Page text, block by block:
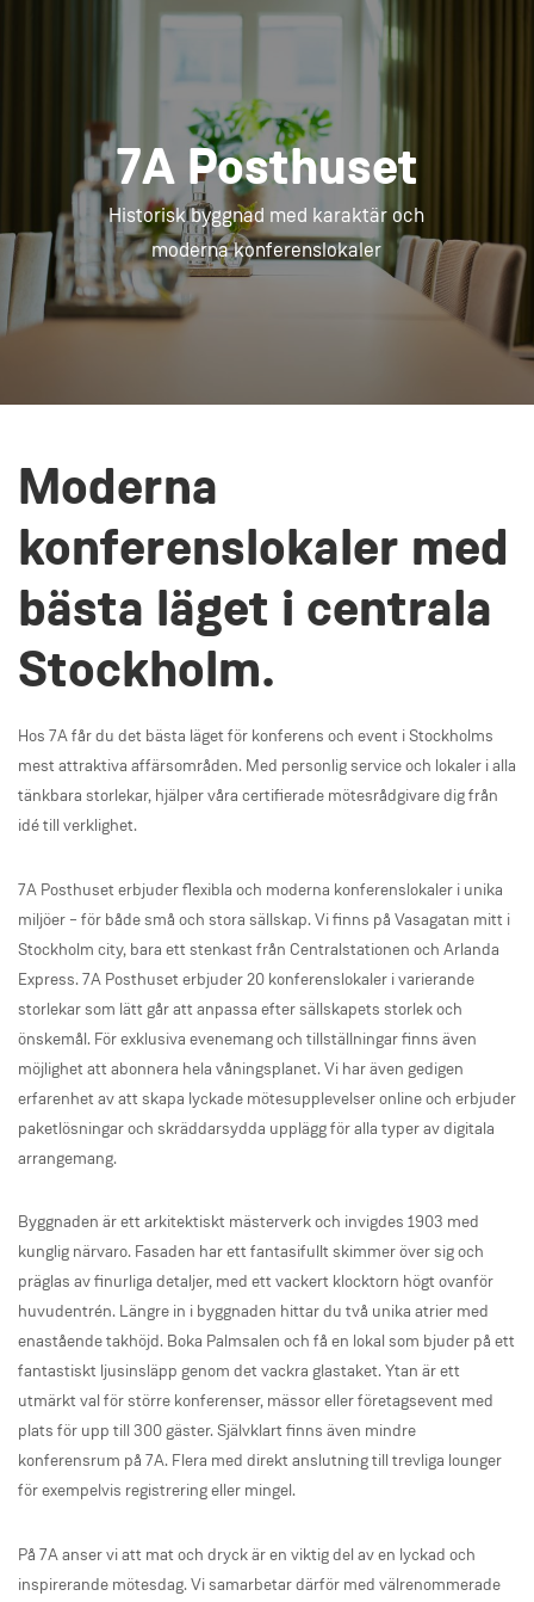
7A Posthuset
Historisk byggnad med karaktär och
moderna konferenslokaler
Moderna
konferenslokaler med
bästa läget i centrala
Stockholm.
Hos 7A får du det bästa läget för konferens och event i Stockholms
mest attraktiva affärsområden. Med personlig service och lokaler i alla
tänkbara storlekar, hjälper våra certifierade mötesrådgivare dig från
idé till verklighet.
7A Posthuset erbjuder flexibla och moderna konferenslokaler i unika
miljöer – för både små och stora sällskap. Vi finns på Vasagatan mitt i
Stockholm city, bara ett stenkast från Centralstationen och Arlanda
Express. 7A Posthuset erbjuder 20 konferenslokaler i varierande
storlekar som lätt går att anpassa efter sällskapets storlek och
önskemål. För exklusiva evenemang och tillställningar finns även
möjlighet att abonnera hela våningsplanet. Vi har även gedigen
erfarenhet av att skapa lyckade mötesupplevelser online och erbjuder
paketlösningar och skräddarsydda upplägg för alla typer av digitala
arrangemang.
Byggnaden är ett arkitektiskt mästerverk och invigdes 1903 med
kunglig närvaro. Fasaden har ett fantasifullt skimmer över sig och
präglas av finurliga detaljer, med ett vackert klocktorn högt ovanför
huvudentrén. Längre in i byggnaden hittar du två unika atrier med
enastående takhöjd. Boka Palmsalen och få en lokal som bjuder på ett
fantastiskt ljusinsläpp genom det vackra glastaket. Ytan är ett
utmärkt val för större konferenser, mässor eller företagsevent med
plats för upp till 300 gäster. Självklart finns även mindre
konferensrum på 7A. Flera med direkt anslutning till trevliga lounger
för exempelvis registrering eller mingel.
På 7A anser vi att mat och dryck är en viktig del av en lyckad och
inspirerande mötesdag. Vi samarbetar därför med välrenommerade